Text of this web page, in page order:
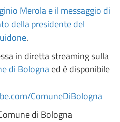
Merola e il messaggio di
della presidente del
.
in diretta streaming sulla
di Bolognaed è disponibile
ComuneDiBologna
di Bologna